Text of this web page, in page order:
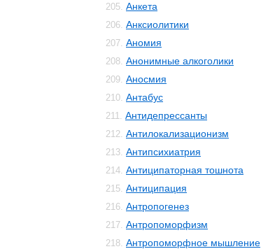
205. Анкета
206. Анксиолитики
207. Аномия
208. Анонимные алкоголики
209. Аносмия
210. Антабус
211. Антидепрессанты
212. Антилокализационизм
213. Антипсихиатрия
214. Антиципаторная тошнота
215. Антиципация
216. Антропогенез
217. Антропоморфизм
218. Антропоморфное мышление